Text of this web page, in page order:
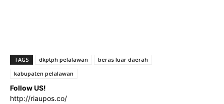
TAGS dkptph pelalawan
beras luar daerah
kabupaten pelalawan
Follow US!
http://riaupos.co/